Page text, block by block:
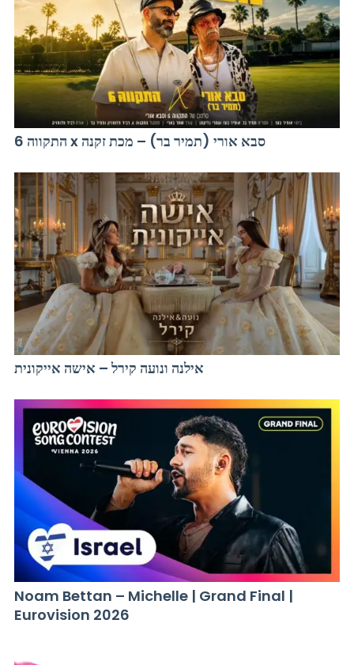
התקווה 6 x סבא אורי (תמיר בר) – מכת זקנה
אילנה ונועה קירל – אישה אייקונית
Noam Bettan – Michelle | Grand Final |
Eurovision 2026